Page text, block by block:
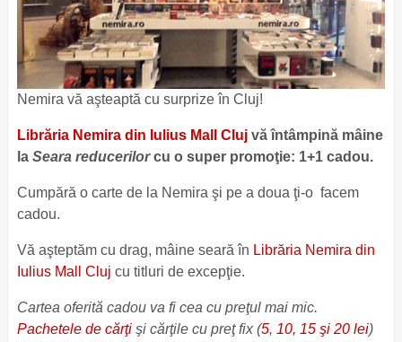
Nemira vă aşteaptă cu surprize în Cluj!
Librăria Nemira din Iulius Mall Clujvă întâmpină mâine
la Seara reducerilorcu o super promoţie: 1+1 cadou.
Cumpără o carte de la Nemira şi pe a doua ţi-o facem
cadou.
Vă aşteptăm cu drag, mâine seară în Librăria Nemira din
Iulius Mall Cluj cu titluri de excepţie.
Cartea oferită cadou va fi cea cu preţul mai mic.
Pachetele de cărţişi cărţile cu preţ fix (5, 10, 15 şi 20 lei)